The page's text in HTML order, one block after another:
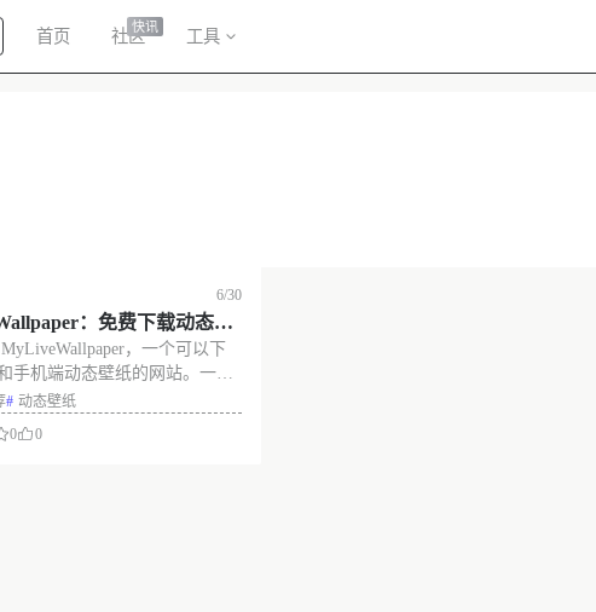
首页 社区快讯 工具
6/30
：免费下载动态壁
脑端和手机端，一个可以下
手机端动态壁纸的网站。一个
时支持电脑端和手机端两种下
、自然、城市等。 网站截图
# 动态壁纸
0 0